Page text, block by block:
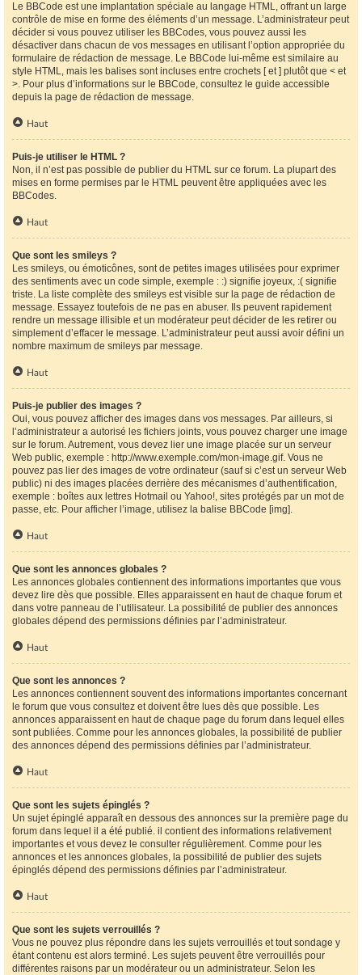
Le BBCode est une implantation spéciale au langage HTML, offrant un large
contrôle de mise en forme des éléments d’un message. L’administrateur peut
décider si vous pouvez utiliser les BBCodes, vous pouvez aussi les
désactiver dans chacun de vos messages en utilisant l’option appropriée du
formulaire de rédaction de message. Le BBCode lui-même est similaire au
style HTML, mais les balises sont incluses entre crochets [ et ] plutôt que < et
>. Pour plus d’informations sur le BBCode, consultez le guide accessible
depuis la page de rédaction de message.
Haut
Puis-je utiliser le HTML ?
Non, il n’est pas possible de publier du HTML sur ce forum. La plupart des
mises en forme permises par le HTML peuvent être appliquées avec les
BBCodes.
Haut
Que sont les smileys ?
Les smileys, ou émoticônes, sont de petites images utilisées pour exprimer
des sentiments avec un code simple, exemple : :) signifie joyeux, :( signifie
triste. La liste complète des smileys est visible sur la page de rédaction de
message. Essayez toutefois de ne pas en abuser. Ils peuvent rapidement
rendre un message illisible et un modérateur peut décider de les retirer ou
simplement d’effacer le message. L’administrateur peut aussi avoir défini un
nombre maximum de smileys par message.
Haut
Puis-je publier des images ?
Oui, vous pouvez afficher des images dans vos messages. Par ailleurs, si
l’administrateur a autorisé les fichiers joints, vous pouvez charger une image
sur le forum. Autrement, vous devez lier une image placée sur un serveur
Web public, exemple : http://www.exemple.com/mon-image.gif. Vous ne
pouvez pas lier des images de votre ordinateur (sauf si c’est un serveur Web
public) ni des images placées derrière des mécanismes d’authentification,
exemple : boîtes aux lettres Hotmail ou Yahoo!, sites protégés par un mot de
passe, etc. Pour afficher l’image, utilisez la balise BBCode [img].
Haut
Que sont les annonces globales ?
Les annonces globales contiennent des informations importantes que vous
devez lire dès que possible. Elles apparaissent en haut de chaque forum et
dans votre panneau de l’utilisateur. La possibilité de publier des annonces
globales dépend des permissions définies par l’administrateur.
Haut
Que sont les annonces ?
Les annonces contiennent souvent des informations importantes concernant
le forum que vous consultez et doivent être lues dès que possible. Les
annonces apparaissent en haut de chaque page du forum dans lequel elles
sont publiées. Comme pour les annonces globales, la possibilité de publier
des annonces dépend des permissions définies par l’administrateur.
Haut
Que sont les sujets épinglés ?
Un sujet épinglé apparaît en dessous des annonces sur la première page du
forum dans lequel il a été publié. il contient des informations relativement
importantes et vous devez le consulter régulièrement. Comme pour les
annonces et les annonces globales, la possibilité de publier des sujets
épinglés dépend des permissions définies par l’administrateur.
Haut
Que sont les sujets verrouillés ?
Vous ne pouvez plus répondre dans les sujets verrouillés et tout sondage y
étant contenu est alors terminé. Les sujets peuvent être verrouillés pour
différentes raisons par un modérateur ou un administrateur. Selon les